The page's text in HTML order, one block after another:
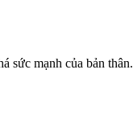
sức mạnh của bản thân.